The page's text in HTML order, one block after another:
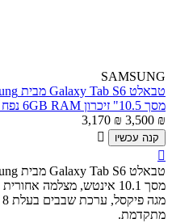
SAMSUNG
מסך 10.5" זיכרון 6GB RAM נפח ...
3,500 ₪
3,170 ₪
קנה עכשיו


מתקדמת.